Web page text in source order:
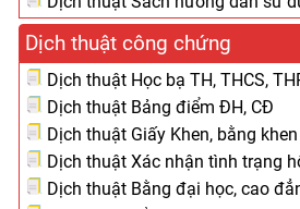
Dịch thuật công chứng
Dịch thuật Học bạ TH, THCS,
Dịch thuật Bảng điểm ĐH, CĐ
Dịch thuật Giấy Khen, bằng khen
Dịch thuật Xác nhận tình trạng
Dịch thuật Bằng đại học, cao